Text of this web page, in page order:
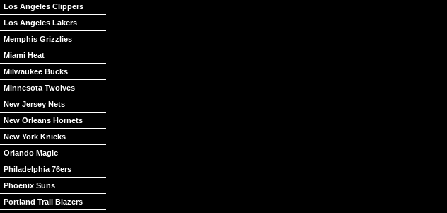
Los Angeles Clippers
Los Angeles Lakers
Memphis Grizzlies
Miami Heat
Milwaukee Bucks
Minnesota Twolves
New Jersey Nets
New Orleans Hornets
New York Knicks
Orlando Magic
Philadelphia 76ers
Phoenix Suns
Portland Trail Blazers